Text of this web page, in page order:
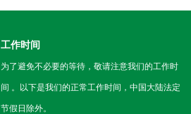
工作时间
为了避免不必要的等待，敬请注意我们的工作时
间 。以下是我们的正常工作时间，中国大陆法定
节假日除外。